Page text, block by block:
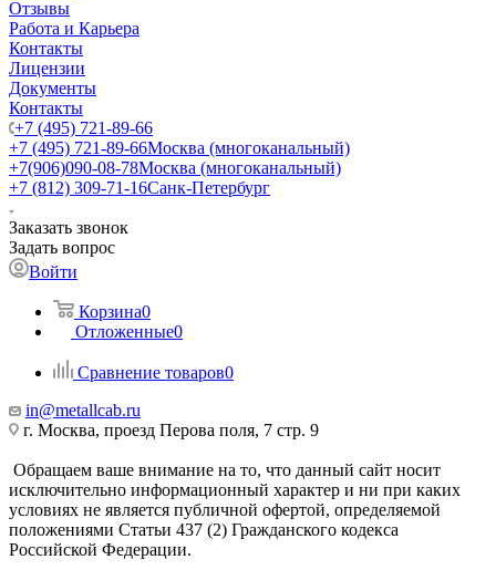
Отзывы
Работа и Карьера
Контакты
Лицензии
Документы
Контакты
+7 (495) 721-89-66
+7 (495) 721-89-66Москва (многоканальный)
+7(906)090-08-78Москва (многоканальный)
+7 (812) 309-71-16Санк-Петербург
Заказать звонок
Задать вопрос
Войти
Корзина0
Отложенные0
Сравнение товаров0
in@metallcab.ru
г. Москва, проезд Перова поля, 7 стр. 9
Обращаем ваше внимание на то, что данный сайт носит
исключительно информационный характер и ни при каких
условиях не является публичной офертой, определяемой
положениями Статьи 437 (2) Гражданского кодекса
Российской Федерации.